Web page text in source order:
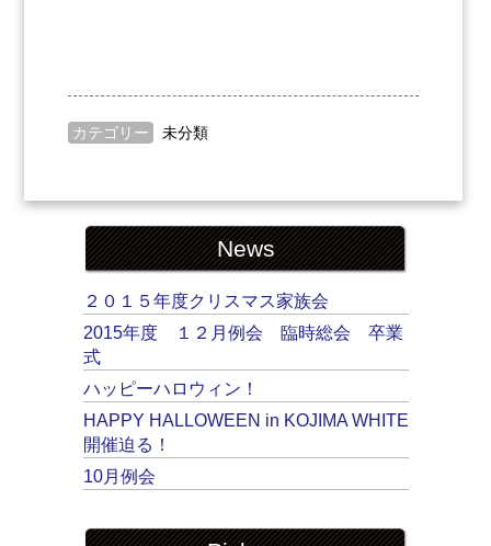
カテゴリー 未分類
News
２０１５年度クリスマス家族会
2015年度 １２月例会 臨時総会 卒業
式
ハッピーハロウィン！
HAPPY HALLOWEEN in KOJIMA WHITE
開催迫る！
10月例会